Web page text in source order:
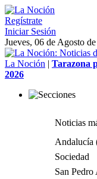
Regístrate
Iniciar Sesión
Jueves, 06 de Agosto
La Noción | Tarazona
2026
Noticias
Andalucía
Sociedad
San Pedro